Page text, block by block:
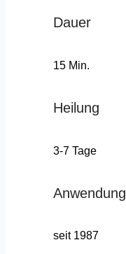
Dauer
15 Min.
Heilung
3-7 Tage
Anwendung
seit 1987